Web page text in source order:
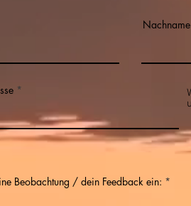
Nachname
Beobachtung / dein Feedback ein: